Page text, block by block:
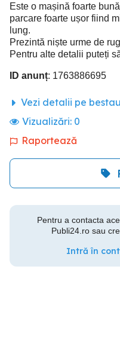
Este o mașină foarte
parcare foarte ușor fiind
lung.
Prezintă niște urme de
Pentru alte detalii puteți
ID anunț: 1763886695
Vezi detalii pe
Vizualizări: 0
Raportează
Pentru a contacta
Publi24.ro sau
Intră în